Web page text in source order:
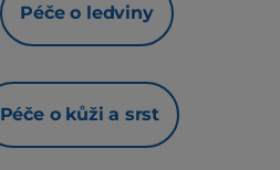
Péče o ledviny
Péče o kůži a srst